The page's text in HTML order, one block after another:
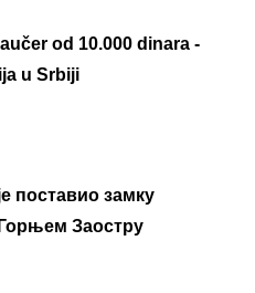
od 10.000 dinara -
u Srbiji
поставио замку
Заостру